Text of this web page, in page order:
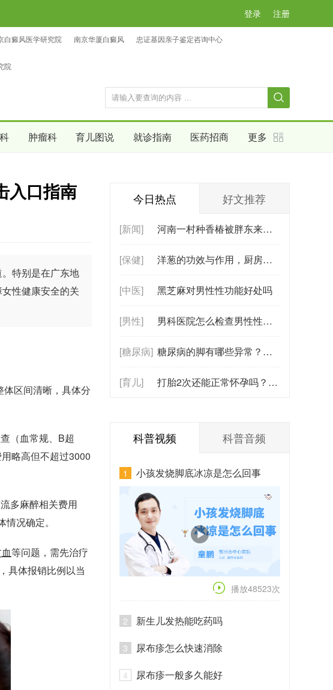
登录 注册
白癜风医学研究院 南京华厦白癜风
忠证基因亲子鉴定咨询中心
院
肿瘤科 育儿图说 就诊指南 医药招商 更多
入口指南
特别是在广东地
性健康安全的关
区间清晰，具体分
（血常规、B超
略高但不超过3000
多麻醉相关费用
况确定。
等问题，需先治疗
具体报销比例以当
今日热点 好文推荐
[新闻] 河南一村种香椿被胖东来包圆，香椿有哪
[保健] 洋葱的功效与作用，厨房常见食材的养生奥秘
[中医] 黑芝麻对男性性功能好处吗
[男性] 男科医院怎么检查男性性功能？（涉及前列腺与激素水平检测）
[糖尿病] 糖尿病的脚有哪些异常？麻木、发凉、发黑，这些信号别忽视！
[育儿] 打胎2次还能正常怀孕吗？在线咨询预约
科普视频 科普音频
1 小孩发烧脚底冰凉是怎么回事
播放48523次
2 新生儿发热能吃药吗
3 尿布疹怎么快速消除
4 尿布疹一般多久能好